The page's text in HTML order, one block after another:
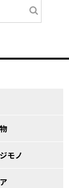
モノ